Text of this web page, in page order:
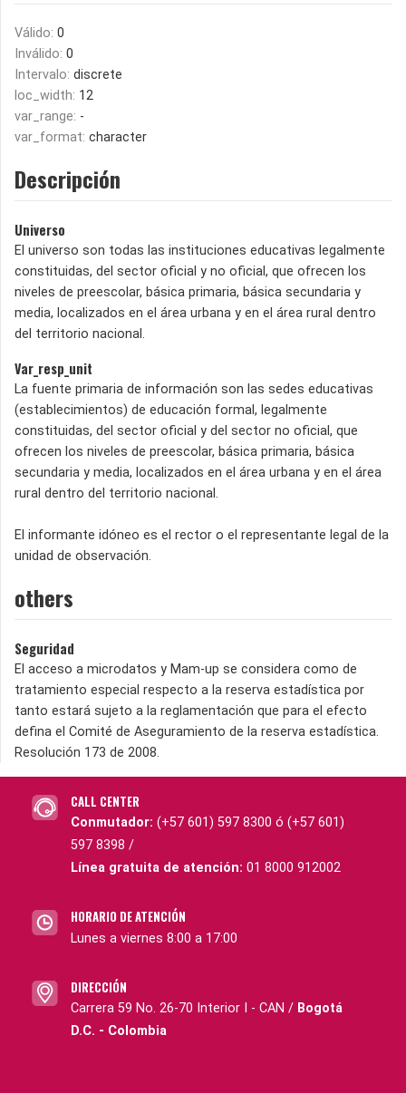
Válido: 0
Inválido: 0
Intervalo: discrete
loc_width: 12
var_range: -
var_format: character
Descripción
Universo
El universo son todas las instituciones educativas legalmente
constituidas, del sector oficial y no oficial, que ofrecen los
niveles de preescolar, básica primaria, básica secundaria y
media, localizados en el área urbana y en el área rural dentro
del territorio nacional.
Var_resp_unit
La fuente primaria de información son las sedes educativas
(establecimientos) de educación formal, legalmente
constituidas, del sector oficial y del sector no oficial, que
ofrecen los niveles de preescolar, básica primaria, básica
secundaria y media, localizados en el área urbana y en el área
rural dentro del territorio nacional.
El informante idóneo es el rector o el representante legal de la
unidad de observación.
others
Seguridad
El acceso a microdatos y Mam-up se considera como de
tratamiento especial respecto a la reserva estadística por
tanto estará sujeto a la reglamentación que para el efecto
defina el Comité de Aseguramiento de la reserva estadística.
Resolución 173 de 2008.
CALL CENTER
Conmutador: (+57 601) 597 8300 ó (+57 601)
597 8398 /
Línea gratuita de atención: 01 8000 912002
HORARIO DE ATENCIÓN
Lunes a viernes 8:00 a 17:00
DIRECCIÓN
Carrera 59 No. 26-70 Interior I - CAN / Bogotá
D.C. - Colombia